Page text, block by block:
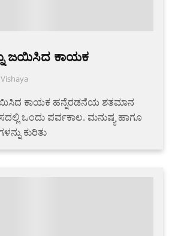
ಜಯಿಸಿದ ಕಾಯಕ
Vishaya
ಕಾಯಕ ಹನ್ನೆರಡನೆಯ ಶತಮಾನ
ಒಂದು ಪರ್ವ­ಕಾಲ. ಮನುಷ್ಯ ಹಾಗೂ
ಕುರಿತು